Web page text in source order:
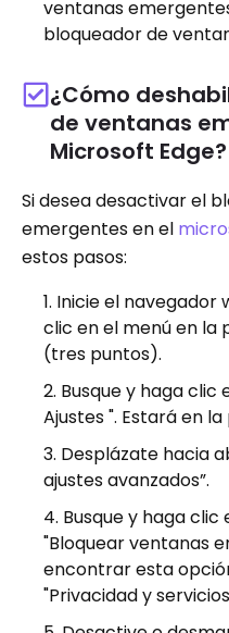
ventanas
bloqueador de
¿Cómo
de ventanas
Microsoft Edge?
Si desea desactivar el
emergentes en el
estos pasos:
Inicie el navegador
clic en el menú en
(tres puntos).
Busque y haga clic
Ajustes ". Estará en
Desplázate hacia
ajustes avanzados”.
Busque y haga
"Bloquear ventanas
encontrar esta
"Privacidad y